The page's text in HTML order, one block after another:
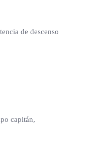
de descenso
capitán,